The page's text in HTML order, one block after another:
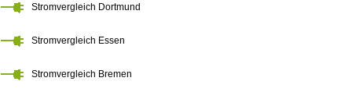
Stromvergleich Dortmund
Stromvergleich Essen
Stromvergleich Bremen